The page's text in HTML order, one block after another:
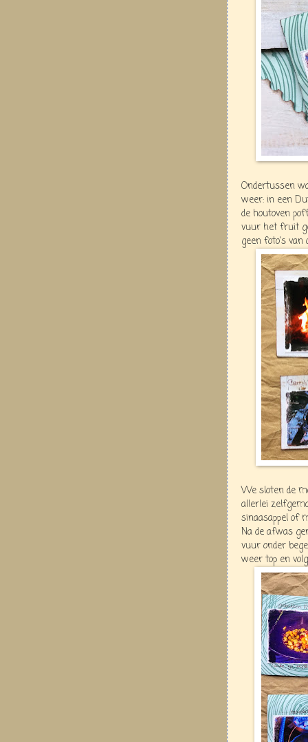
Ondertussen
weer: in een
de houtoven
vuur het fruit
geen foto's van
We sloten de
allerlei
sinaasappel of
Na de afwas
vuur onder
weer top en